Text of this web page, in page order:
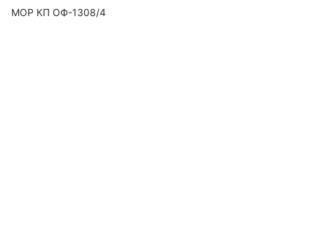
МОР КП ОФ-1308/4